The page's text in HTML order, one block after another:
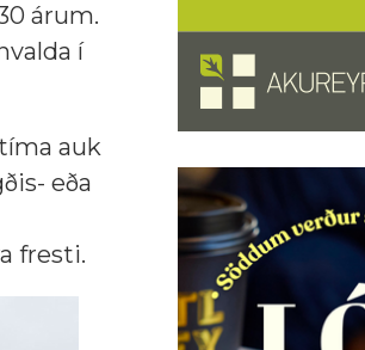
árum.
í
auk
eða
fresti.